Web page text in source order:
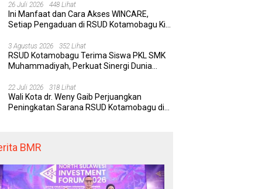
26 Juli 2026 448 Lihat
Ini Manfaat dan Cara Akses WINCARE,
Setiap Pengaduan di RSUD Kotamobagu Kini
3 Agustus 2026 352 Lihat
RSUD Kotamobagu Terima Siswa PKL SMK
Muhammadiyah, Perkuat Sinergi Dunia
22 Juli 2026 318 Lihat
Wali Kota dr. Weny Gaib Perjuangkan
Peningkatan Sarana RSUD Kotamobagu di
BMR